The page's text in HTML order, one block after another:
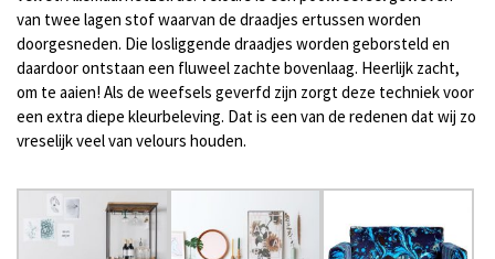
van twee lagen stof waarvan de draadjes ertussen worden
doorgesneden. Die losliggende draadjes worden geborsteld en
daardoor ontstaan een fluweel zachte bovenlaag. Heerlijk zacht,
om te aaien! Als de weefsels geverfd zijn zorgt deze techniek voor
een extra diepe kleurbeleving. Dat is een van de redenen dat wij zo
vreselijk veel van velours houden.